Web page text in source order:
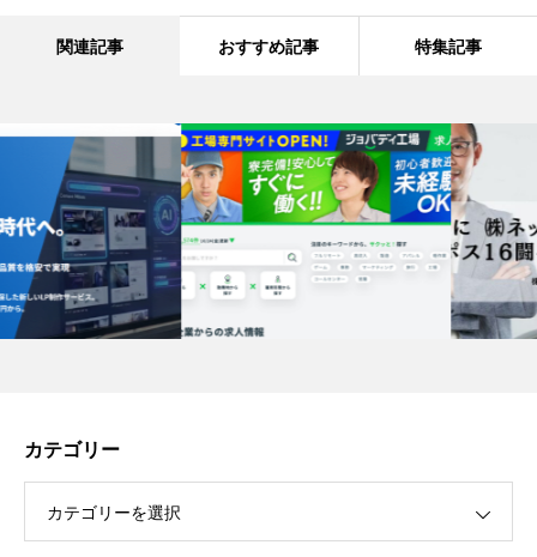
関連記事 おすすめ記事 特集記事
カテゴリー
カテゴリーを選択